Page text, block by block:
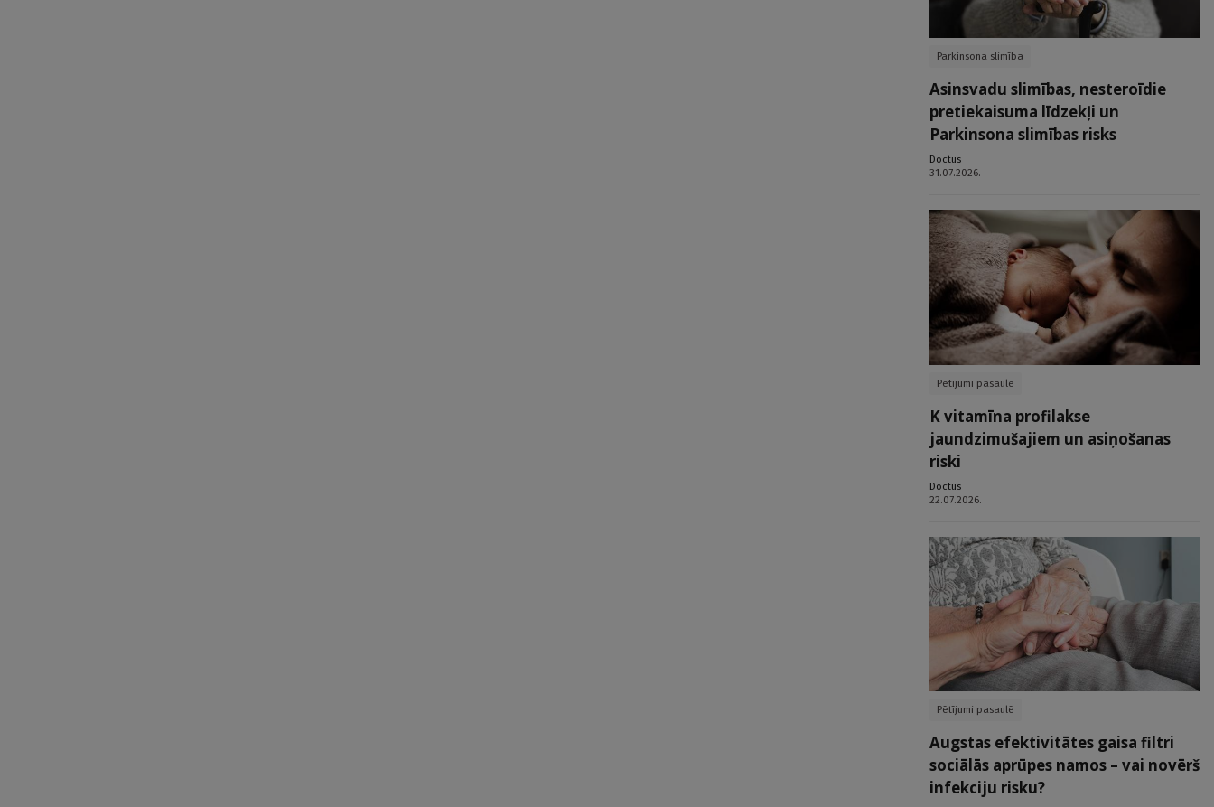
Parkinsona slimība
Asinsvadu slimības, nesteroīdie
pretiekaisuma līdzekļi un
Parkinsona slimības risks
Doctus
31.07.2026.
Pētījumi pasaulē
K vitamīna profilakse
jaundzimušajiem un asiņošanas
riski
Doctus
22.07.2026.
Pētījumi pasaulē
Augstas efektivitātes gaisa filtri
sociālās aprūpes namos – vai novērš
infekciju risku?